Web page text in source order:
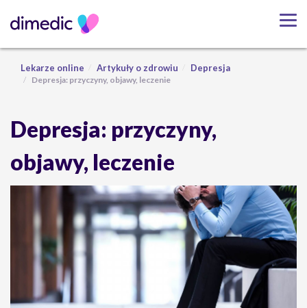
Lekarze online Artykuły o zdrowiu Depresja
Depresja: przyczyny, objawy, leczenie
Depresja: przyczyny,
objawy, leczenie